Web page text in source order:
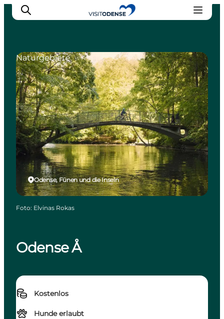
Odense erleben
Veranstaltungen
Reiseplanung
Inspiration
Odense Å
Kostenlos
Hunde erlaubt
Odense, Fünen und die Inseln
Naturgebiete
Foto: Elvinas Rokas